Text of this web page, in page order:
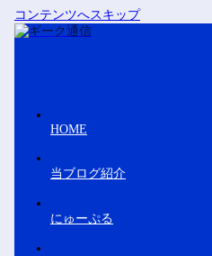
コンテンツへスキップ
HOME
当ブログ紹介
にゅーぷる